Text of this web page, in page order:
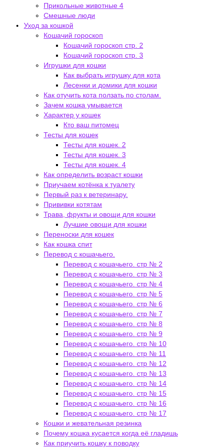
Прикольные животные 4
Смешные люди
Уход за кошкой
Кошачий гороскоп
Кошачий гороскоп стр. 2
Кошачий гороскоп стр. 3
Игрушки для кошки
Как выбрать игрушку для кота
Лесенки и домики для кошки
Как отучить кота ползать по столам.
Зачем кошка умывается
Характер у кошек
Кто ваш питомец
Тесты для кошек
Тесты для кошек. 2
Тесты для кошек. 3
Тесты для кошек. 4
Как определить возраст кошки
Приучаем котёнка к туалету
Первый раз к ветеринару.
Прививки котятам
Трава, фрукты и овощи для кошки
Лучшие овощи для кошки
Переноски для кошек
Как кошка спит
Перевод с кошачьего.
Перевод с кошачьего. стр № 2
Перевод с кошачьего. стр № 3
Перевод с кошачьего. стр № 4
Перевод с кошачьего. стр № 5
Перевод с кошачьего. стр № 6
Перевод с кошачьего. стр № 7
Перевод с кошачьего. стр № 8
Перевод с кошачьего. стр № 9
Перевод с кошачьего. стр № 10
Перевод с кошачьего. стр № 11
Перевод с кошачьего. стр № 12
Перевод с кошачьего. стр № 13
Перевод с кошачьего. стр № 14
Перевод с кошачьего. стр № 15
Перевод с кошачьего. стр № 16
Перевод с кошачьего. стр № 17
Кошки и жевательная резинка
Почему кошка кусается когда её гладишь
Как приучить кошку к поводку